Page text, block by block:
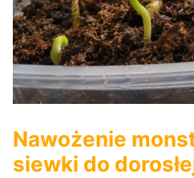
Nawożenie
siewki do